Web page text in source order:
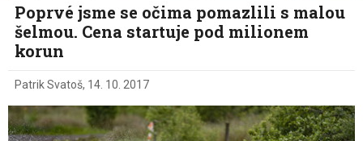
Poprvé jsme se očima pomazlili s malou
šelmou. Cena startuje pod milionem
korun
Patrik Svatoš, 14. 10. 2017